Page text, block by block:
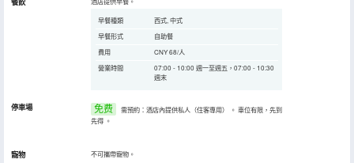
早餐種類
西式, 中式
早餐形式
自助餐
費用
CNY 68/人
營業時間
07:00 - 10:00 週一至週五，07:00 - 10:30
週末
停車場 免费 需預約：酒店內提供私人（住客專用） 。 車位有限，先到
先得 。
寵物 不可攜帶寵物。